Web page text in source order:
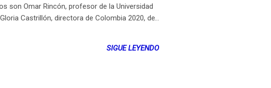
son Omar Rincón, profesor de la Universidad
Castrillón, directora de Colombia 2020, de
SIGUE LEYENDO